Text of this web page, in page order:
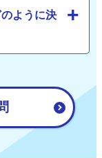
ように決